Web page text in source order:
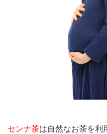
センナ茶は自然なお茶を利